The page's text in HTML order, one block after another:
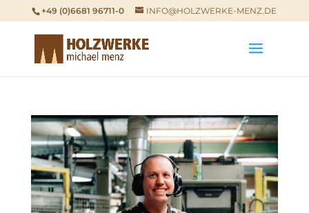
+49 (0)6681 96711-0 INFO@HOLZWERKE-MENZ.DE